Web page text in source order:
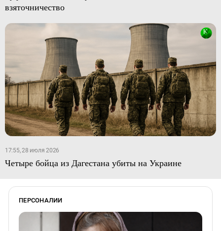
взяточничество
17:55, 28 июля 2026
Четыре бойца из Дагестана убиты на Украине
ПЕРСОНАЛИИ